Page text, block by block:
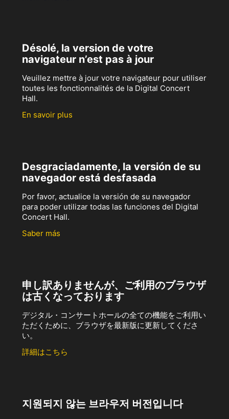
Désolé, la version de votre
navigateur n’est pas à jour
Veuillez mettre à jour votre navigateur pour utiliser
toutes les fonctionnalités de la Digital Concert
Hall.
En savoir plus
Desgraciadamente, la versión de su
navegador está desfasada
Por favor, actualice la versión de su navegador
para poder utilizar todas las funciones del Digital
Concert Hall.
Saber más
申し訳ありませんが、ご利用のブラウザ
は古くなっております
デジタル・コンサートホールの全ての機能をご利用い
ただくために、ブラウザを最新版に更新してくださ
い。
詳細はこちら
지원되지 않는 브라우저 버전입니다